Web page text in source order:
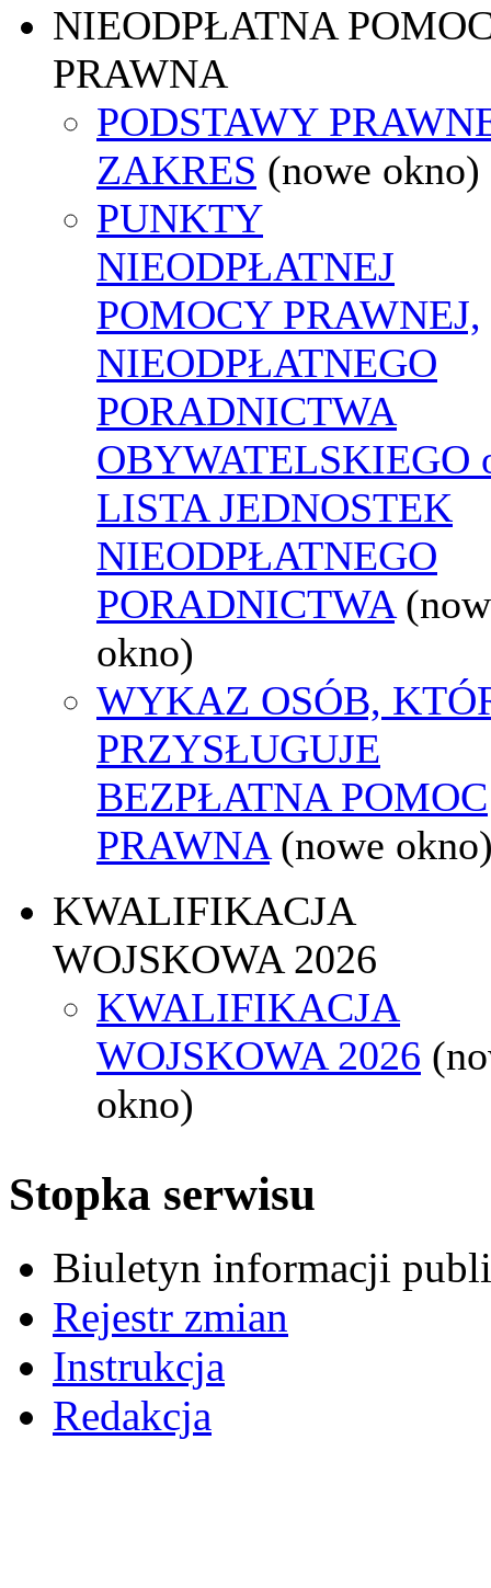
NIEODPŁATNA
PRAWNA
PODSTAWY
ZAKRES (nowe okno)
PUNKTY
NIEODPŁATNEJ
POMOCY PRAWNEJ,
NIEODPŁATNEGO
PORADNICTWA
OBYWATELSKIEGO
LISTA JEDNOSTEK
NIEODPŁATNEGO
PORADNICTWA
okno)
WYKAZ OSÓB,
PRZYSŁUGUJE
BEZPŁATNA POMOC
PRAWNA (nowe
KWALIFIKACJA
WOJSKOWA 2026
KWALIFIKACJA
WOJSKOWA 2026
okno)
Stopka serwisu
Biuletyn informacji
Rejestr zmian
Instrukcja
Redakcja